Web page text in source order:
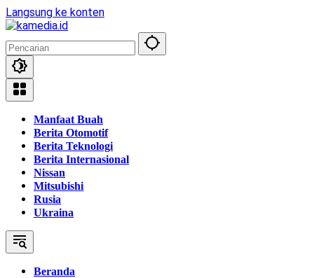
Langsung ke konten
Manfaat Buah
Berita Otomotif
Berita Teknologi
Berita Internasional
Nissan
Mitsubishi
Rusia
Ukraina
Beranda